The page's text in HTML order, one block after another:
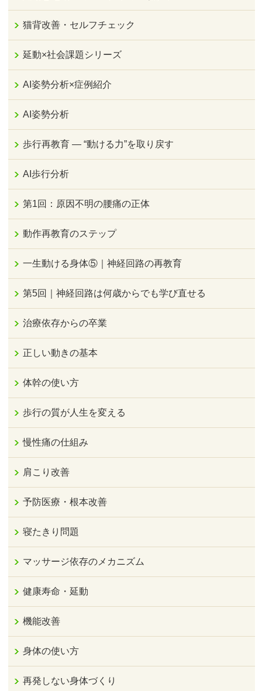
猫背改善・セルフチェック
延動×社会課題シリーズ
AI姿勢分析×症例紹介
AI姿勢分析
歩行再教育 ― “動ける力”を取り戻す
AI歩行分析
第1回：原因不明の腰痛の正体
動作再教育のステップ
一生動ける身体⑤｜神経回路の再教育
第5回｜神経回路は何歳からでも学び直せる
治療依存からの卒業
正しい動きの基本
体幹の使い方
歩行の質が人生を変える
慢性痛の仕組み
肩こり改善
予防医療・根本改善
寝たきり問題
マッサージ依存のメカニズム
健康寿命・延動
機能改善
身体の使い方
再発しない身体づくり